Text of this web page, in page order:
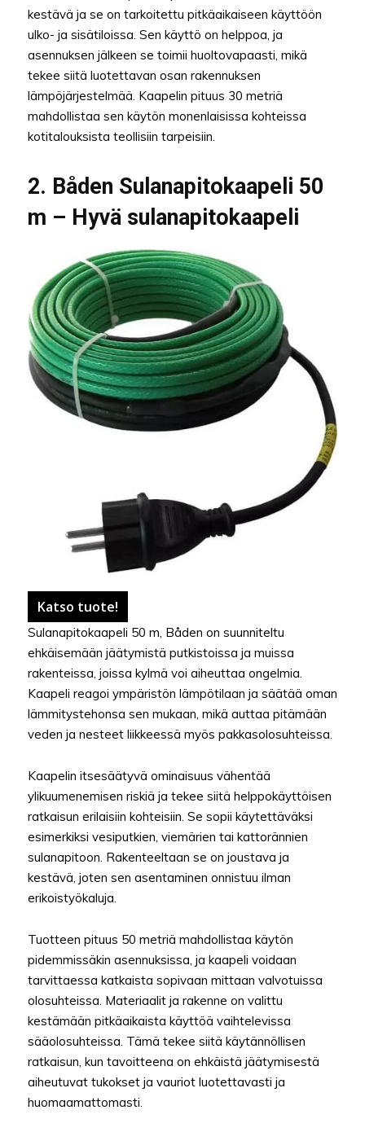
kestävä ja se on tarkoitettu pitkäaikaiseen käyttöön
ulko- ja sisätiloissa. Sen käyttö on helppoa, ja
asennuksen jälkeen se toimii huoltovapaasti, mikä
tekee siitä luotettavan osan rakennuksen
lämpöjärjestelmää. Kaapelin pituus 30 metriä
mahdollistaa sen käytön monenlaisissa kohteissa
kotitalouksista teollisiin tarpeisiin.
2. Båden Sulanapitokaapeli 50
m – Hyvä sulanapitokaapeli
Katso tuote!
Sulanapitokaapeli 50 m, Båden on suunniteltu
ehkäisemään jäätymistä putkistoissa ja muissa
rakenteissa, joissa kylmä voi aiheuttaa ongelmia.
Kaapeli reagoi ympäristön lämpötilaan ja säätää oman
lämmitystehonsa sen mukaan, mikä auttaa pitämään
veden ja nesteet liikkeessä myös pakkasolosuhteissa.
Kaapelin itsesäätyvä ominaisuus vähentää
ylikuumenemisen riskiä ja tekee siitä helppokäyttöisen
ratkaisun erilaisiin kohteisiin. Se sopii käytettäväksi
esimerkiksi vesiputkien, viemärien tai kattorännien
sulanapitoon. Rakenteeltaan se on joustava ja
kestävä, joten sen asentaminen onnistuu ilman
erikoistyökaluja.
Tuotteen pituus 50 metriä mahdollistaa käytön
pidemmissäkin asennuksissa, ja kaapeli voidaan
tarvittaessa katkaista sopivaan mittaan valvotuissa
olosuhteissa. Materiaalit ja rakenne on valittu
kestämään pitkäaikaista käyttöä vaihtelevissa
sääolosuhteissa. Tämä tekee siitä käytännöllisen
ratkaisun, kun tavoitteena on ehkäistä jäätymisestä
aiheutuvat tukokset ja vauriot luotettavasti ja
huomaamattomasti.